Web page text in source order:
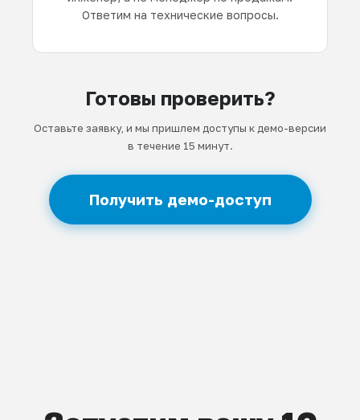
Ответим на технические вопросы.
Готовы проверить?
Оставьте заявку, и мы пришлем доступы к демо-версии
в течение 15 минут.
Получить демо-доступ